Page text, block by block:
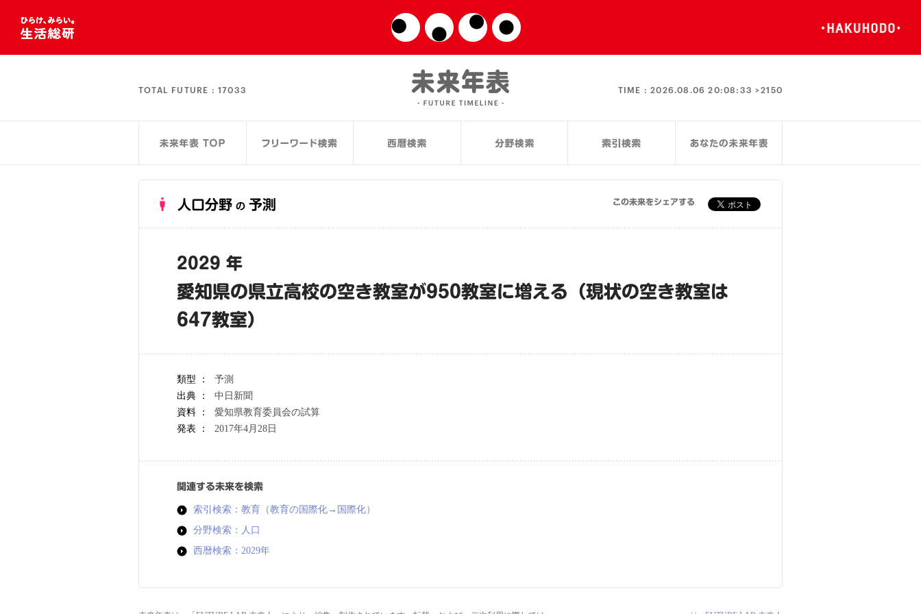
TOTAL FUTURE : 17033 TIME :2026.08.06 20:08:33 >2150
人口分野 の 予測 この未来をシェアする
2029 年
愛知県の県立高校の空き教室が950教室に増える（現状の空き教室は
647教室）
類型 ：
予測
出典 ：
中日新聞
資料 ：
愛知県教育委員会の試算
発表 ：
2017年4月28日
関連する未来を検索
索引検索：教育（教育の国際化→国際化）
分野検索：人口
西暦検索：2029年